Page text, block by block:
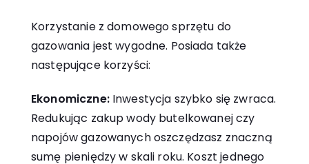
Korzystanie z domowego sprzętu do
gazowania jest wygodne. Posiada także
następujące korzyści:
Ekonomiczne:Inwestycja szybko się zwraca.
Redukując zakup wody butelkowanej czy
napojów gazowanych oszczędzasz znaczną
sumę pieniędzy w skali roku. Koszt jednego